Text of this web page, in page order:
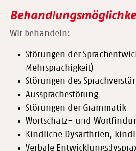
Wir behandeln:
Störungen der
Mehrsprachigkeit)
Störungen des
Aussprachestörung
Störungen der Grammatik
Wortschatz- und
Kindliche Dysarthrien,
Verbale